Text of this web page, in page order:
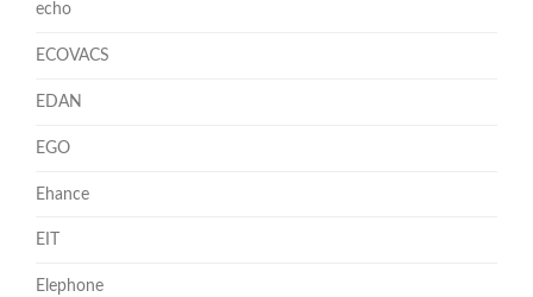
echo
ECOVACS
EDAN
EGO
Ehance
EIT
Elephone